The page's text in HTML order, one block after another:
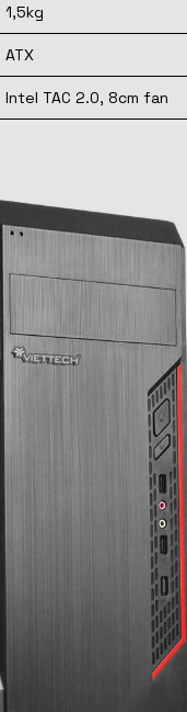
1,5kg
ATX
Intel TAC 2.0, 8cm fan